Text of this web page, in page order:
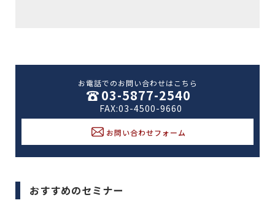
お電話でのお問い合わせはこちら
03-5877-2540
FAX:03-4500-9660
お問い合わせフォーム
おすすめのセミナー